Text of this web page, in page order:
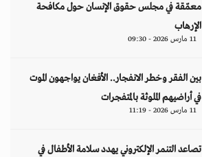
معمّقة في مجلس حقوق الإنسان حول مكافحة
الإرهاب
11 مارس 2026 - 09:30
بين الفقر وخطر الانفجار.. الأفغان يواجهون الموت
في أراضيهم الملوثة بالمتفجرات
11 مارس 2026 - 11:19
تصاعد التنمر الإلكتروني يهدد سلامة الأطفال في